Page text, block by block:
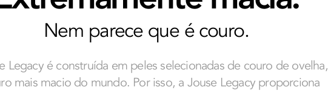
Nem parece que é couro.
Legacy é construída em peles selecionadas de couro de ovelha,
mais macio do mundo. Por isso, a Jouse Legacy proporciona